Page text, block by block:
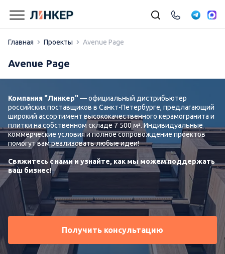
Главная Проекты Avenue Page
Avenue Page
Компания "Линкер"— официальный дистрибьютер
российских поставщиков в Санкт-Петербурге, предлагающий
широкий ассортимент высококачественного керамогранита и
плитки на собственном складе 7 500 м². Индивидуальные
коммерческие условия и полное сопровождение проектов
помогут вам реализовать любые идеи!
Свяжитесь с нами и узнайте, как мы можем поддержать
ваш бизнес!
Получить консультацию